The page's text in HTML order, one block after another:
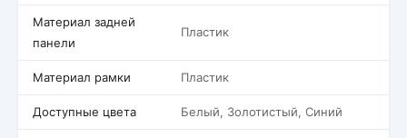
Материал задней
панели
Пластик
Материал рамки Пластик
Доступные цвета Белый, Золотистый, Синий